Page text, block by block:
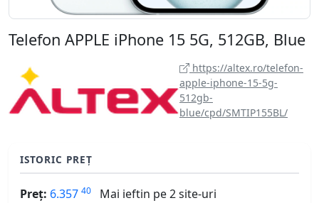
Telefon APPLE iPhone 15 5G, 512GB, Blue
https://altex.ro/telefon-
apple-iphone-15-5g-
512gb-
blue/cpd/SMTIP155BL/
ISTORIC PREȚ
Preț: 6.357 40
Mai ieftin pe 2 site-uri